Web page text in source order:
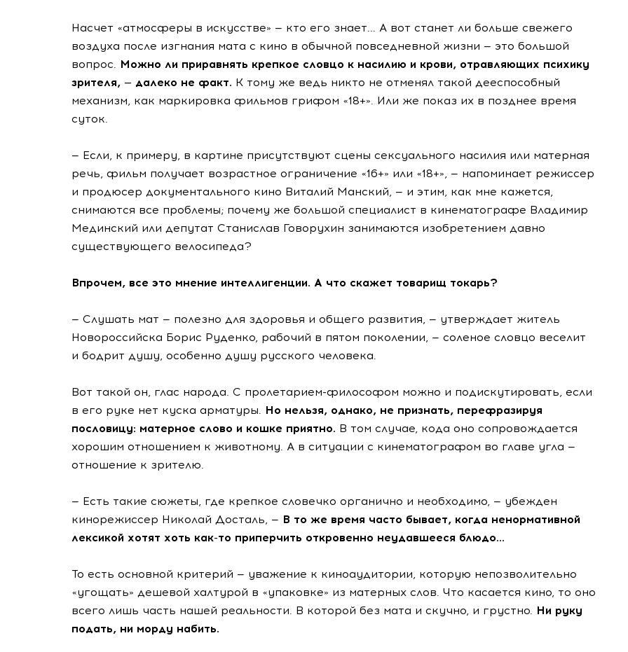
Насчет «атмосферы в искусстве» — кто его знает... А вот станет ли больше свежего
воздуха после изгнания мата с кино в обычной повседневной жизни — это большой
вопрос. Можно ли приравнять крепкое словцо к насилию и крови, отравляющих психику
зрителя, — далеко не факт. К тому же ведь никто не отменял такой дееспособный
механизм, как маркировка фильмов грифом «18+». Или же показ их в позднее время
суток.
— Если, к примеру, в картине присутствуют сцены сексуального насилия или матерная
речь, фильм получает возрастное ограничение «16+» или «18+», — напоминает режиссер
и продюсер документального кино Виталий Манский, — и этим, как мне кажется,
снимаются все проблемы; почему же большой специалист в кинематографе Владимир
Мединский или депутат Станислав Говорухин занимаются изобретением давно
существующего велосипеда?
Впрочем, все это мнение интеллигенции. А что скажет товарищ токарь?
— Слушать мат — полезно для здоровья и общего развития, — утверждает житель
Новороссийска Борис Руденко, рабочий в пятом поколении, — соленое словцо веселит
и бодрит душу, особенно душу русского человека.
Вот такой он, глас народа. С пролетарием-философом можно и подискутировать, если
в его руке нет куска арматуры. Но нельзя, однако, не признать, перефразируя
пословицу: матерное слово и кошке приятно. В том случае, кода оно сопровождается
хорошим отношением к животному. А в ситуации с кинематографом во главе угла —
отношение к зрителю.
— Есть такие сюжеты, где крепкое словечко органично и необходимо, — убежден
кинорежиссер Николай Досталь, — В то же время часто бывает, когда ненормативной
лексикой хотят хоть как-то приперчить откровенно неудавшееся блюдо...
То есть основной критерий — уважение к киноаудитории, которую непозволительно
«угощать» дешевой халтурой в «упаковке» из матерных слов. Что касается кино, то оно
всего лишь часть нашей реальности. В которой без мата и скучно, и грустно. Ни руку
подать, ни морду набить.